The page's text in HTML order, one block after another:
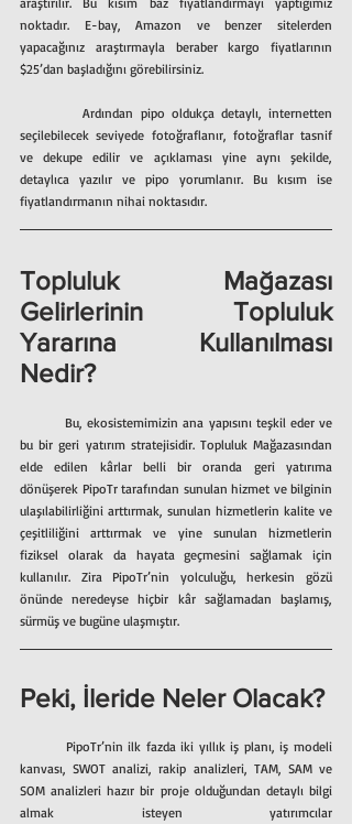
noktadır. E-bay, Amazon ve benzer sitelerden
yapacağınız araştırmayla beraber kargo fiyatlarının
$25’dan başladığını görebilirsiniz.
Ardından pipo oldukça detaylı, internetten
seçilebilecek seviyede fotoğraflanır, fotoğraflar tasnif
ve dekupe edilir ve açıklaması yine aynı şekilde,
detaylıca yazılır ve pipo yorumlanır. Bu kısım ise
fiyatlandırmanın nihai noktasıdır.
Topluluk Mağazası
Gelirlerinin Topluluk
Yararına Kullanılması
Nedir?
bu bir geri yatırım stratejisidir. Topluluk Mağazasından
elde edilen kârlar belli bir oranda geri yatırıma
dönüşerek PipoTr tarafından sunulan hizmet ve bilginin
ulaşılabilirliğini arttırmak, sunulan hizmetlerin kalite ve
çeşitliliğini arttırmak ve yine sunulan hizmetlerin
fiziksel olarak da hayata geçmesini sağlamak için
kullanılır. Zira PipoTr’nin yolculuğu, herkesin gözü
önünde neredeyse hiçbir kâr sağlamadan başlamış,
sürmüş ve bugüne ulaşmıştır.
Peki, İleride Neler Olacak?
kanvası, SWOT analizi, rakip analizleri, TAM, SAM ve
SOM analizleri hazır bir proje olduğundan detaylı bilgi